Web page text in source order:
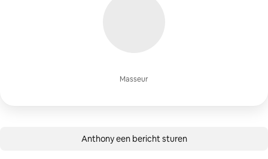
Masseur
Anthony een bericht sturen